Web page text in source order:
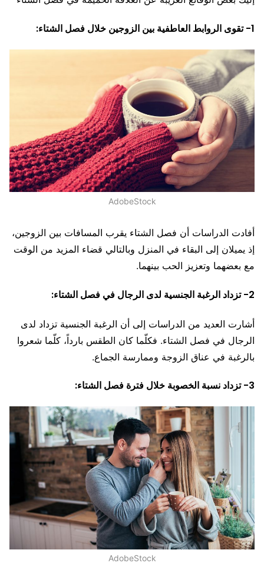
1- تقوى الروابط العاطفية بين الزوجين خلال فصل الشتاء:
AdobeStock
أفادت الدراسات أن فصل الشتاء يقرب المسافات بين الزوجين،
إذ يميلان إلى البقاء في المنزل وبالتالي قضاء المزيد من الوقت
مع بعضهما وتعزيز الحب بينهما.
2- تزداد الرغبة الجنسية لدى الرجال في فصل الشتاء:
أشارت العديد من الدراسات إلى أن الرغبة الجنسية تزداد لدى
الرجال في فصل الشتاء. فكلّما كان الطقس بارداً، كلّما شعروا
بالرغبة في عناق الزوجة وممارسة الجماع.
3- تزداد نسبة الخصوبة خلال فترة فصل الشتاء:
AdobeStock